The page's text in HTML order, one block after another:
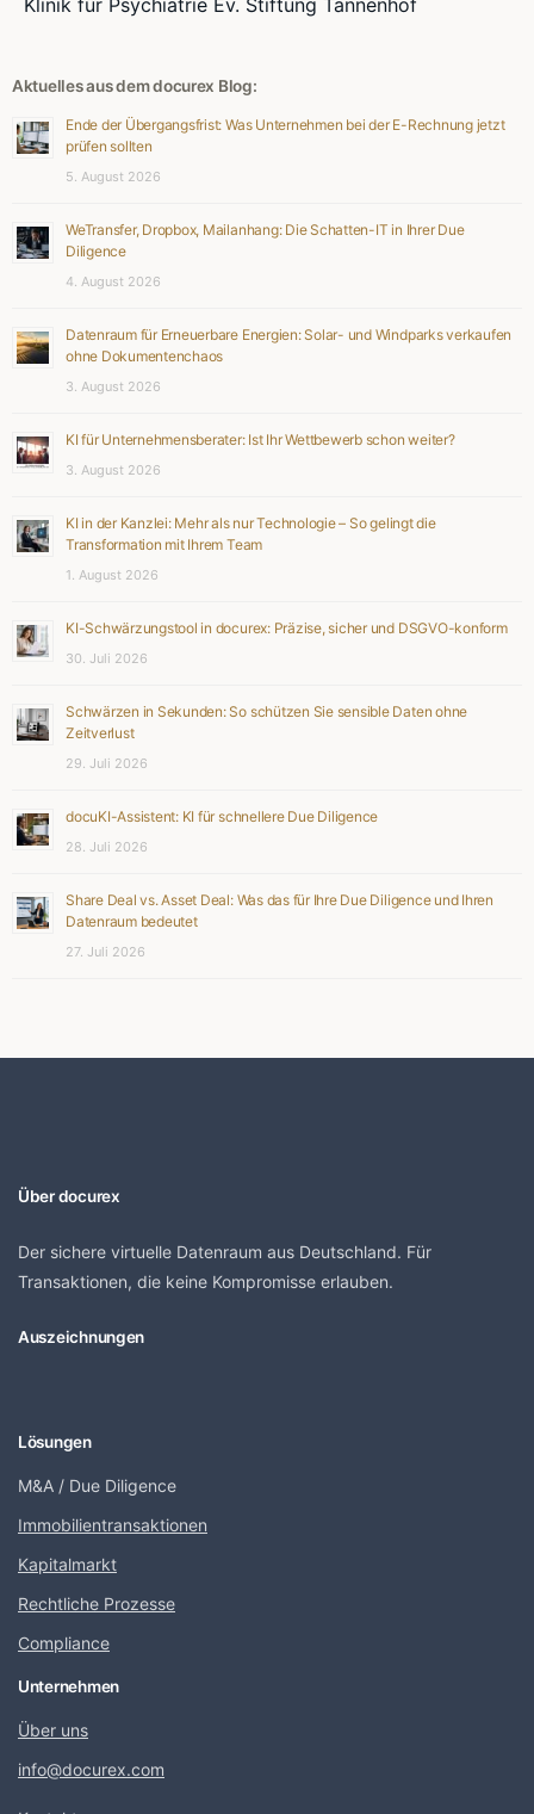
Aktuelles aus dem docurex Blog:
Ende der Übergangsfrist: Was Unternehmen bei der E-Rechnung jetzt
prüfen sollten
5. August 2026
WeTransfer, Dropbox, Mailanhang: Die Schatten-IT in Ihrer Due
Diligence
4. August 2026
Datenraum für Erneuerbare Energien: Solar- und Windparks verkaufen
ohne Dokumentenchaos
3. August 2026
KI für Unternehmensberater: Ist Ihr Wettbewerb schon weiter?
3. August 2026
KI in der Kanzlei: Mehr als nur Technologie – So gelingt die
Transformation mit Ihrem Team
1. August 2026
KI-Schwärzungstool in docurex: Präzise, sicher und DSGVO-konform
30. Juli 2026
Schwärzen in Sekunden: So schützen Sie sensible Daten ohne
Zeitverlust
29. Juli 2026
docuKI-Assistent: KI für schnellere Due Diligence
28. Juli 2026
Share Deal vs. Asset Deal: Was das für Ihre Due Diligence und Ihren
Datenraum bedeutet
27. Juli 2026
Über docurex
Der sichere virtuelle Datenraum aus Deutschland. Für
Transaktionen, die keine Kompromisse erlauben.
Auszeichnungen
Lösungen
M&A / Due Diligence
Immobilientransaktionen
Kapitalmarkt
Rechtliche Prozesse
Compliance
Unternehmen
Über uns
info@docurex.com